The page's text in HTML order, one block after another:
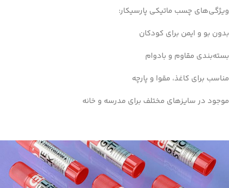
ویژگی‌های چسب ماتیکی پارسیکار:
بدون بو و ایمن برای کودکان
بسته‌بندی مقاوم و بادوام
مناسب برای کاغذ، مقوا و پارچه
موجود در سایزهای مختلف برای مدرسه و خانه